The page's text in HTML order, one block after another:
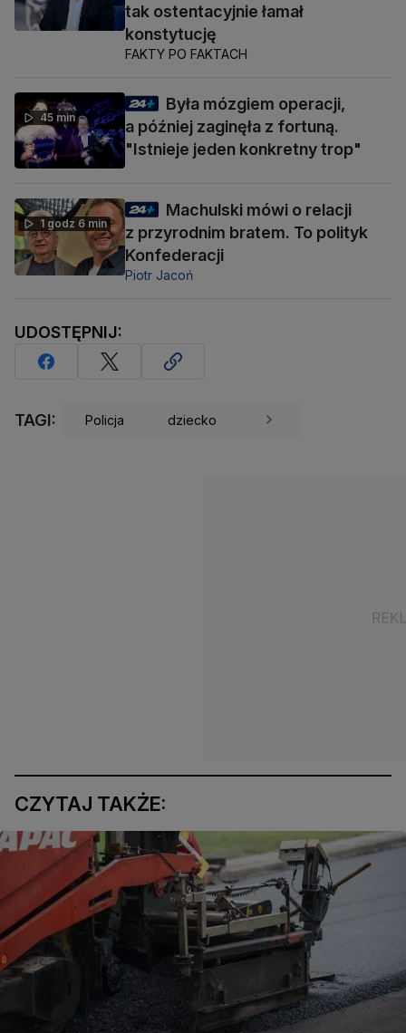
tak ostentacyjnie łamał
konstytucję
FAKTY PO FAKTACH
45 min
Była mózgiem operacji,
a później zaginęła z fortuną.
"Istnieje jeden konkretny trop"
1 godz 6 min
Machulski mówi o relacji
z przyrodnim bratem. To polityk
Konfederacji
Piotr Jacoń
UDOSTĘPNIJ:
TAGI: Policja dziecko
CZYTAJ TAKŻE: